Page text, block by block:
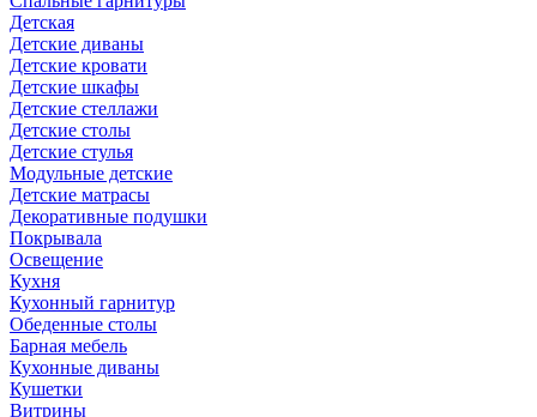
Детская
Детские диваны
Детские кровати
Детские шкафы
Детские стеллажи
Детские столы
Детские стулья
Модульные детские
Детские матрасы
Декоративные подушки
Покрывала
Освещение
Кухня
Кухонный гарнитур
Обеденные столы
Барная мебель
Кухонные диваны
Кушетки
Витрины